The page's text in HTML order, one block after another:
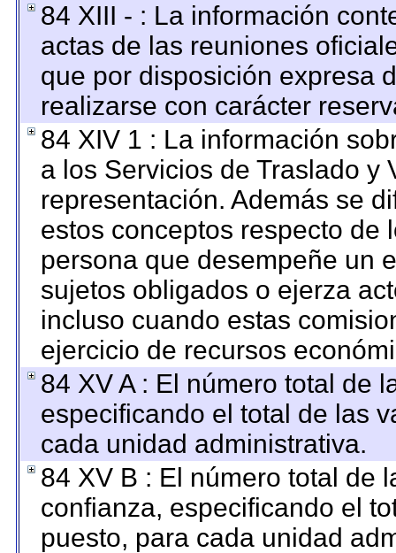
84 XIII - : La información
actas de las reuniones
que por disposición expresa
realizarse con carácter
84 XIV 1 : La información
a los Servicios de Traslado y
representación. Además se
estos conceptos respecto de
persona que desempeñe un
sujetos obligados o ejerza
incluso cuando estas
ejercicio de recursos
84 XV A : El número total de
especificando el total de las
cada unidad administrativa.
84 XV B : El número total de
confianza, especificando el
puesto, para cada unidad